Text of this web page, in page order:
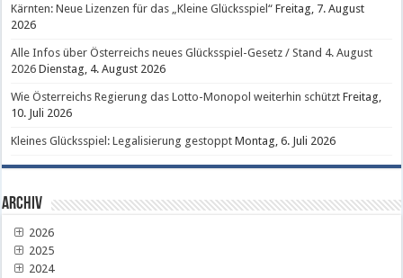
Kärnten: Neue Lizenzen für das „Kleine Glücksspiel“ Freitag, 7. August
2026
Alle Infos über Österreichs neues Glücksspiel-Gesetz / Stand 4. August
2026 Dienstag, 4. August 2026
Wie Österreichs Regierung das Lotto-Monopol weiterhin schützt Freitag,
10. Juli 2026
Kleines Glücksspiel: Legalisierung gestoppt Montag, 6. Juli 2026
Archiv
2026
2025
2024